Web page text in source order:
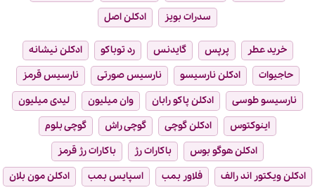
سدرات بویز
ادکلن اصل
خرید عطر پرپس گایدنس رد توباکو
ادکلن نیشانه
حاجیوات
ادکلن نارسیسو نارسیس صورتی
نارسیس قرمز
نارسیسو طوسی
ادکلن پاکو رابان وان میلیون
لیدی میلیون
اینوکتوس
ادکلن گوچی گوچی راش
گوچی بلوم
ادکلن هوگو بوس
باکارات رژ
باکارات رژ قرمز
ادکلن ویکتور اند رالف
فلاور بمب اسپایس بمب
ادکلن مون بلان